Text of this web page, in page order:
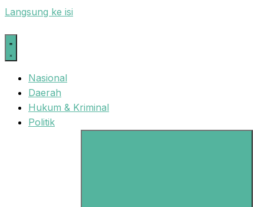
Langsung ke isi
Nasional
Daerah
Hukum & Kriminal
Politik